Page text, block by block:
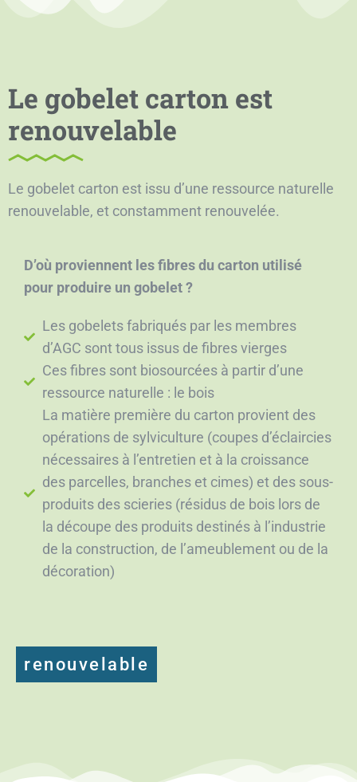
renouvelable
Le gobelet carton est
renouvelable
Le gobelet carton est issu d’une ressource naturelle
renouvelable, et constamment renouvelée.
D’où proviennent les fibres du carton utilisé
pour produire un gobelet ?
Les gobelets fabriqués par les membres
d’AGC sont tous issus de fibres vierges
Ces fibres sont biosourcées à partir d’une
ressource naturelle : le bois
La matière première du carton provient des
opérations de sylviculture (coupes d’éclaircies
nécessaires à l’entretien et à la croissance
des parcelles, branches et cimes) et des sous-
produits des scieries (résidus de bois lors de
la découpe des produits destinés à l’industrie
de la construction, de l’ameublement ou de la
décoration)